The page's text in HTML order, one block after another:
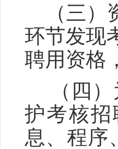
（三
环节发现
聘用资格
（四
护考核
息、程序